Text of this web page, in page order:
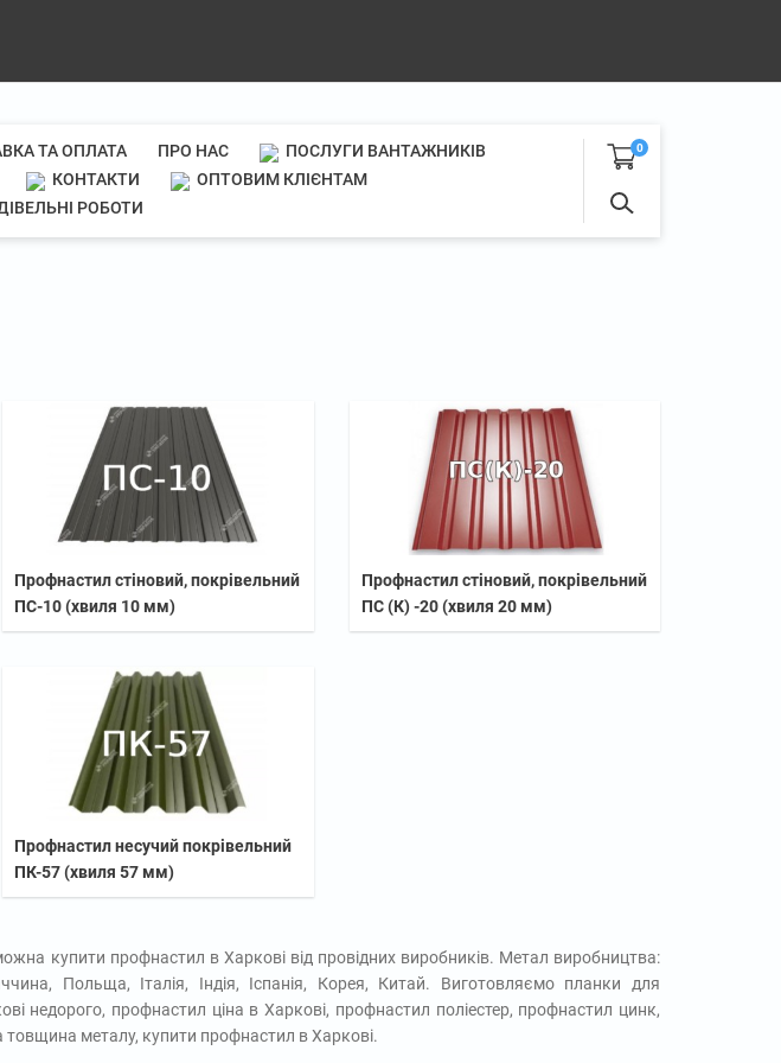
ТА ОПЛАТА ПРО НАС
ПОСЛУГИ ВАНТАЖНИКІВ
КОНТАКТИ
ОПТОВИМ КЛІЄНТАМ
РОБОТИ
0
Профнастил стіновий, покрівельний
ПС-10 (хвиля 10 мм)
Профнастил стіновий, покрівельний
ПС (К) -20 (хвиля 20 мм)
Профнастил несучий покрівельний
ПК-57 (хвиля 57 мм)
купити профнастил в Харкові від провідних виробників. Метал виробництва:
Польща, Італія, Індія, Іспанія, Корея, Китай. Виготовляємо планки для
недорого, профнастил ціна в Харкові, профнастил поліестер, профнастил цинк,
металу, купити профнастил в Харкові.